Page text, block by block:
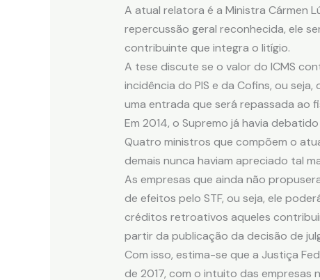
A atual relatora é a Ministra Cármen
repercussão geral reconhecida, ele
contribuinte que integra o litígio.
A tese discute se o valor do ICMS
incidência do PIS e da Cofins, ou
uma entrada que será repassada ao
Em 2014, o Supremo já havia
Quatro ministros que compõem o
demais nunca haviam apreciado tal
As empresas que ainda não
de efeitos pelo STF, ou seja, ele
créditos retroativos aqueles
partir da publicação da decisão de
Com isso, estima-se que a Justiça
de 2017, com o intuito das